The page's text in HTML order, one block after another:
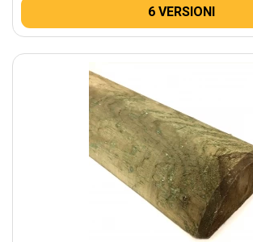
6 VERSIONI